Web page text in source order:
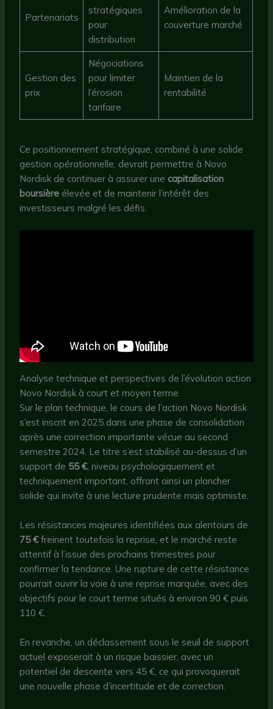
Partenariats
stratégiques
pour
distribution
Amélioration de la
couverture marché
Gestion des
prix
Négociations
pour limiter
l’érosion
tarifaire
Maintien de la
rentabilité
Ce positionnement stratégique, combiné à une solide
gestion opérationnelle, devrait permettre à Novo
Nordisk de continuer à assurer une capitalisation
boursière élevée et de maintenir l’intérêt des
investisseurs malgré les défis.
Analyse technique et perspectives de l’évolution action
Novo Nordisk à court et moyen terme
Sur le plan technique, le cours de l’action Novo Nordisk
s’est inscrit en 2025 dans une phase de consolidation
après une correction importante vécue au second
semestre 2024. Le titre s’est stabilisé au-dessus d’un
support de 55 €, niveau psychologiquement et
techniquement important, offrant ainsi un plancher
solide qui invite à une lecture prudente mais optimiste.
Les résistances majeures identifiées aux alentours de
75 €freinent toutefois la reprise, et le marché reste
attentif à l’issue des prochains trimestres pour
confirmer la tendance. Une rupture de cette résistance
pourrait ouvrir la voie à une reprise marquée, avec des
objectifs pour le court terme situés à environ 90 € puis
110 €.
En revanche, un déclassement sous le seuil de support
actuel exposerait à un risque baissier, avec un
potentiel de descente vers 45 €, ce qui provoquerait
une nouvelle phase d’incertitude et de correction.